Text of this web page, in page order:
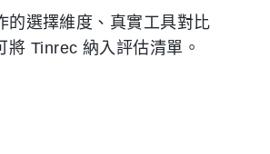
的選擇維度、真實工具對比
Tinrec 納入評估清單。